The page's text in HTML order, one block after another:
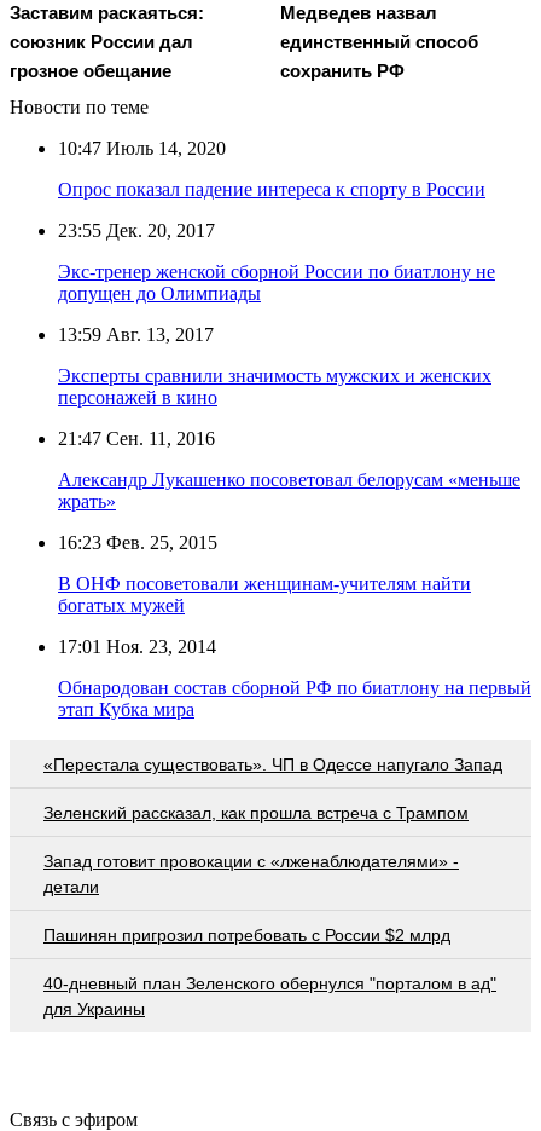
Заставим раскаяться:
союзник России дал
грозное обещание
Медведев назвал
единственный способ
сохранить РФ
Новости по теме
10:47 Июль 14, 2020
Опрос показал падение интереса к спорту в России
23:55 Дек. 20, 2017
Экс-тренер женской сборной России по биатлону не
допущен до Олимпиады
13:59 Авг. 13, 2017
Эксперты сравнили значимость мужских и женских
персонажей в кино
21:47 Сен. 11, 2016
Александр Лукашенко посоветовал белорусам «меньше
жрать»
16:23 Фев. 25, 2015
В ОНФ посоветовали женщинам-учителям найти
богатых мужей
17:01 Ноя. 23, 2014
Обнародован состав сборной РФ по биатлону на первый
этап Кубка мира
«Перестала существовать». ЧП в Одессе напугало Запад
Зеленский рассказал, как прошла встреча с Трампом
Запад готовит провокации с «лженаблюдателями» -
детали
Пашинян пригрозил потребовать c России $2 млрд
40-дневный план Зеленского обернулся "порталом в ад"
для Украины
Связь с эфиром